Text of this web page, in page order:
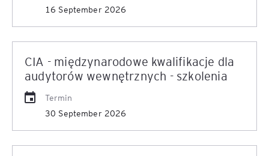
16 September 2026
CIA - międzynarodowe kwalifikacje dla
audytorów wewnętrznych - szkolenia
Termin
30 September 2026